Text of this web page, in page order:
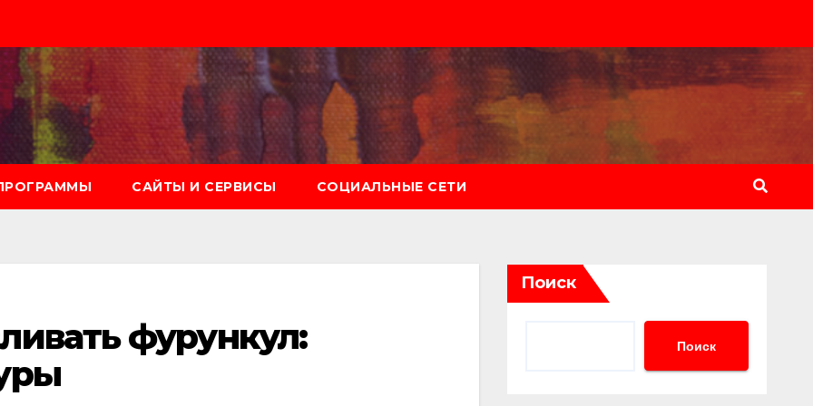
САЙТЫ И СЕРВИСЫ СОЦИАЛЬНЫЕ СЕТИ
фурункул:
Поиск
Поиск